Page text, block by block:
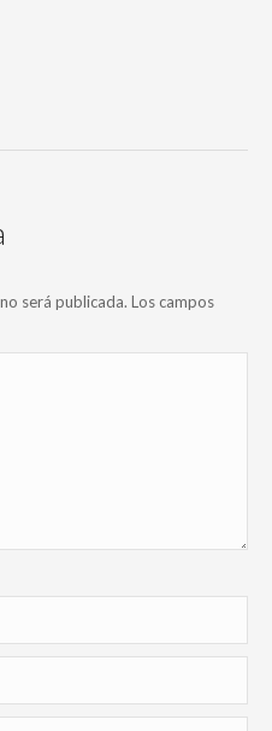
será publicada. Los campos